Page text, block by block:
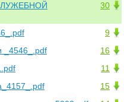
30
9
16
_4546_.pdf
11
15